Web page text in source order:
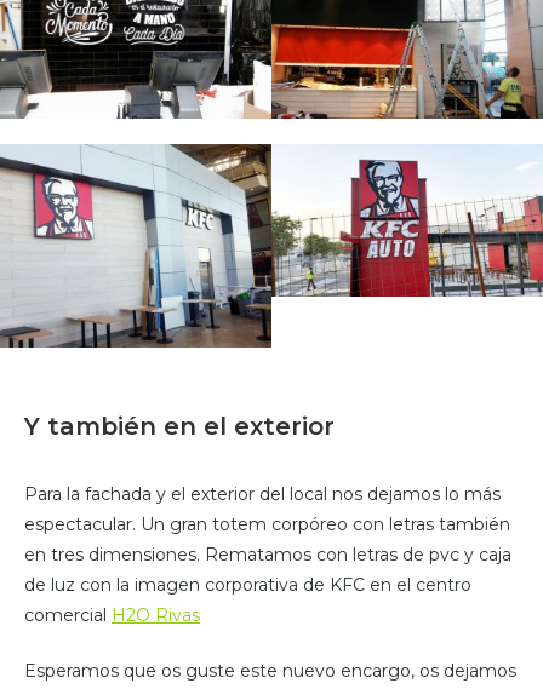
Y también en el exterior
Para la fachada y el exterior del local nos dejamos lo más
espectacular. Un gran totem corpóreo con letras también
en tres dimensiones. Rematamos con letras de pvc y caja
de luz con la imagen corporativa de KFC en el centro
comercial H2O Rivas
Esperamos que os guste este nuevo encargo, os dejamos